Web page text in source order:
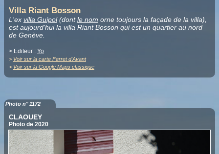
Villa Riant Bosson
L'ex villa Guipol(dontle nom orne toujours la façade de la villa),
est aujourd'hui la villa Riant Bosson qui est un quartier au nord
de Genève.
> Editeur : Yo
> Voir sur la carte Ferret d'Avant
> Voir sur la Google Maps classique
Photo n° 1172
CLAOUEY
Photo de 2020